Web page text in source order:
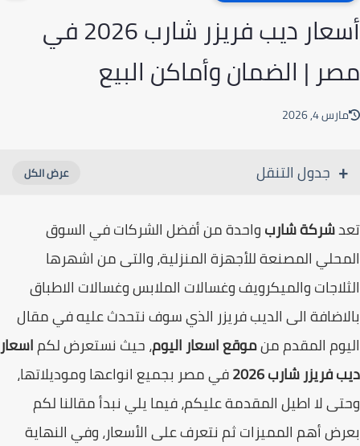
أسعار ديب فريزر شارب 2026 في
| الضمان وأماكن البيع
4, 2026
جدول التنقل
شركة شاربواحدة من أفضل الشركات في السوق
المصنعة للأجهزة المنزلية، والتى من اشهرها
والميكرويف وغسالات الملابس وغسالات الاطباق
الى الديب فريزر الذي سوف نتحدث عليه في مقال
المقدم منموقع اسعار اليوم، حيث نستعرض لكماسعار
شارب 2026
في مصر بجميع انواعها وموديلاتها،
لا اطيل المقدمة عليكم، فيما يلي نبدأ مقالنا لكم
أهم المميزات ثم نتعرف على الأسعار، وفي النهاية